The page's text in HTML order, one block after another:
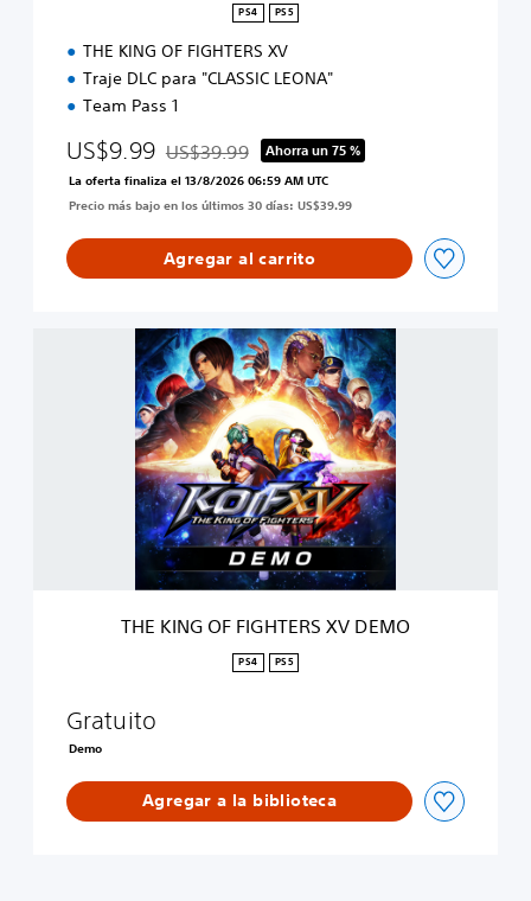
PS4 PS5
THE KING OF FIGHTERS XV
Traje DLC para "CLASSIC LEONA"
Team Pass 1
US$9.99 Rebajado del precio original de US$39.99
US$39.99 Ahorra un 75 %
La oferta finaliza el 13/8/2026 06:59 AM UTC
Precio más bajo en los últimos 30 días: US$39.99
Agregar al carrito
THE KING OF FIGHTERS XV DEMO
PS4 PS5
Gratuito
Demo
Agregar a la biblioteca